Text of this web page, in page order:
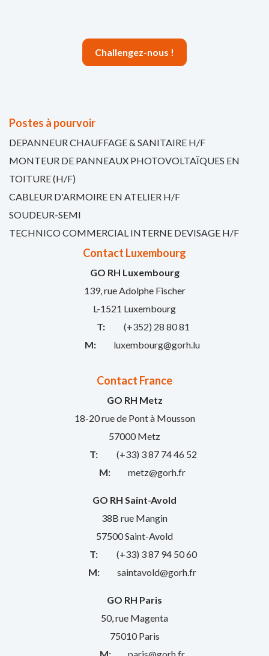
Challengez-nous !
Postes à pourvoir
DEPANNEUR CHAUFFAGE & SANITAIRE H/F
MONTEUR DE PANNEAUX PHOTOVOLTAÏQUES EN
TOITURE (H/F)
CABLEUR D'ARMOIRE EN ATELIER H/F
SOUDEUR-SEMI
TECHNICO COMMERCIAL INTERNE DEVISAGE H/F
Contact Luxembourg
GO RH Luxembourg
139, rue Adolphe Fischer
L-1521 Luxembourg
T:
(+352) 28 80 81
M:
luxembourg@gorh.lu
Contact France
GO RH Metz
18-20 rue de Pont à Mousson
57000 Metz
T:
(+33) 3 87 74 46 52
M:
metz@gorh.fr
GO RH Saint-Avold
38B rue Mangin
57500 Saint-Avold
T:
(+33) 3 87 94 50 60
M:
saintavold@gorh.fr
GO RH Paris
50, rue Magenta
75010 Paris